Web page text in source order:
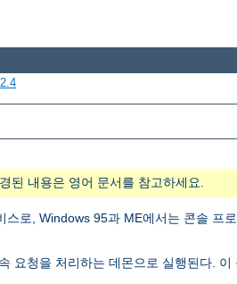
된 내용은 영어 문서를 참고하세요.
로, Windows 95과 ME에서는 콘솔 프
요청을 처리하는 데몬으로 실행된다. 이